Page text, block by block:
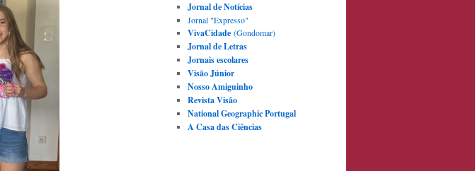
Jornal de Notícias
Jornal "Expresso"
VivaCidade(Gondomar)
Jornal de Letras
Jornais escolares
Visão Júnior
Nosso Amiguinho
Revista Visão
National Geographic Portugal
A Casa das Ciências